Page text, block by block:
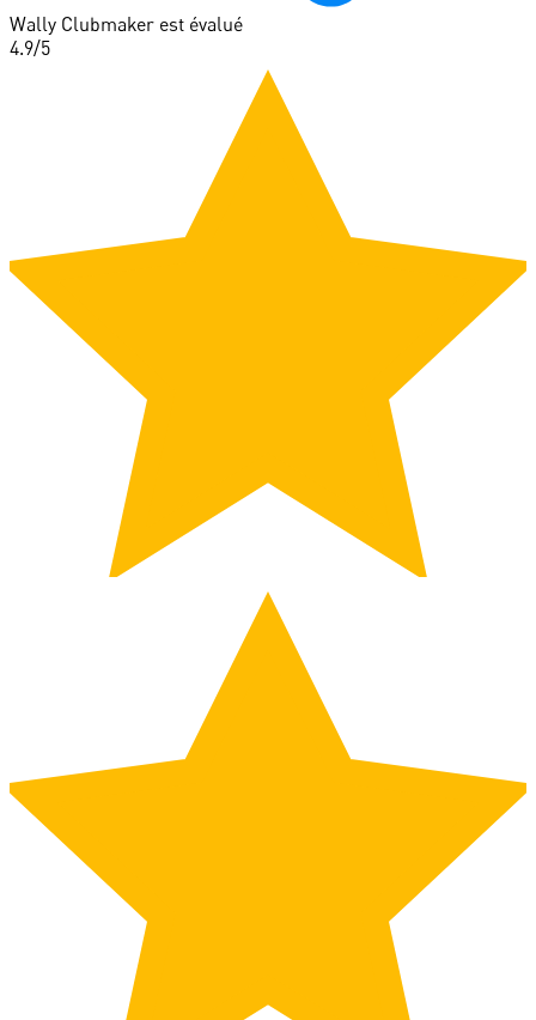
Wally Clubmaker est évalué
4.9/5